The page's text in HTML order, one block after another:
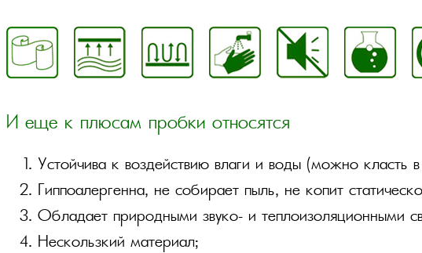
И еще к плюсам пробки относятся
Устойчива к воздействию влаги и воды (можно класть
Гиппоалергенна, не собирает пыль, не копит
Обладает природными звуко- и теплоизоляционными
Нескользкий материал;